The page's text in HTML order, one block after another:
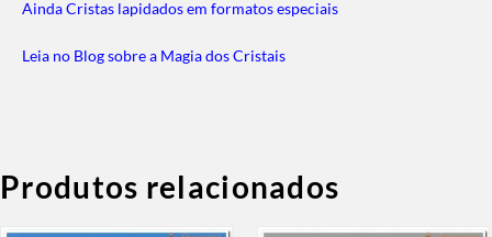
Ainda Cristas lapidados em formatos especiais
Leia no Blog sobre a Magia dos Cristais
Produtos relacionados